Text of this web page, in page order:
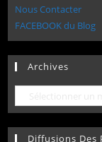
Nous Contacter
FACEBOOK du Blog
Archives
Diffusions Des